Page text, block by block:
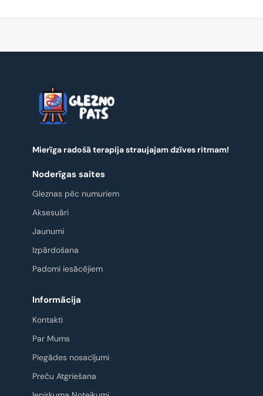
Mierīga radošā terapija straujajam dzīves ritmam!
Noderīgas saites
Gleznas pēc numuriem
Aksesuāri
Jaunumi
Izpārdošana
Padomi iesācējiem
Informācija
Kontakti
Par Mums
Piegādes nosacījumi
Preču Atgriešana